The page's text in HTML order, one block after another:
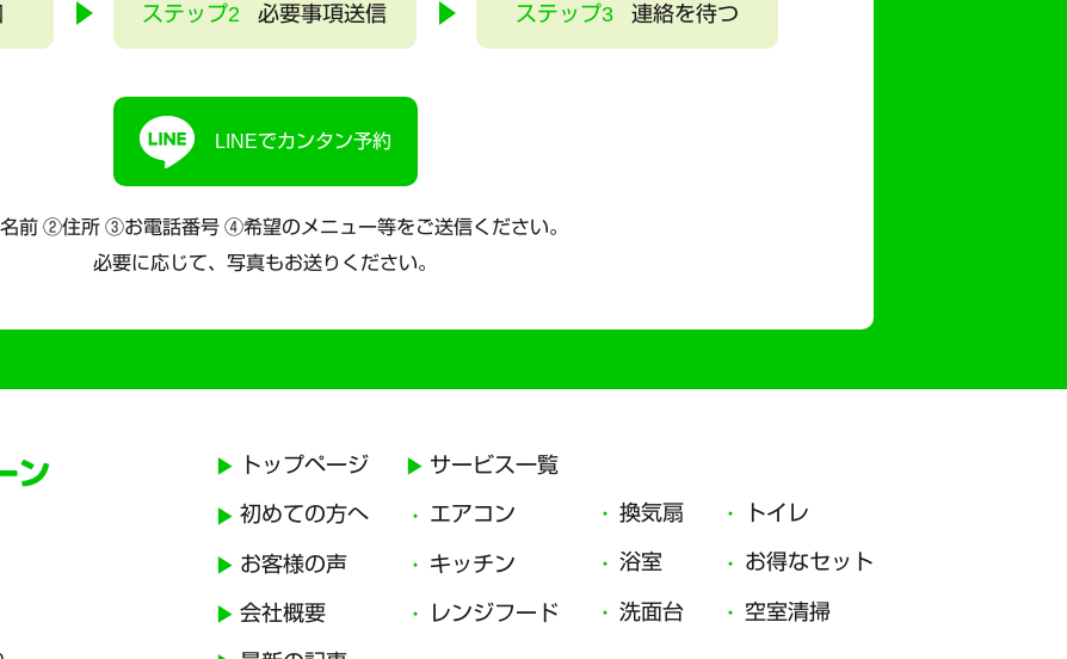
ステップ2 必要事項送信 ステップ3 連絡を待つ
LINEでカンタン予約
前 ②住所 ③お電話番号 ④希望のメニュー等をご送信ください。
必要に応じて、写真もお送りください。
トップページ
初めての方へ
お客様の声
会社概要
サービス一覧
エアコン
キッチン
レンジフード
換気扇
浴室
洗面台
トイレ
お得なセット
空室清掃